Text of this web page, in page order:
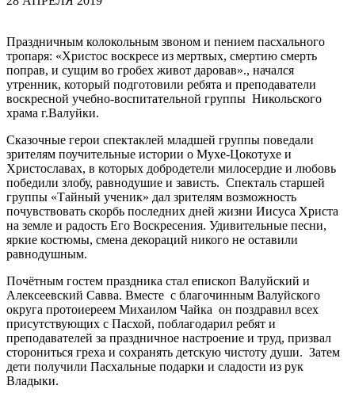
Праздничным колокольным звоном и пением пасхального
тропаря: «Христос воскресе из мертвых, смертию смерть
поправ, и сущим во гробех живот даровав»., начался
утренник, который подготовили ребята и преподаватели
воскресной учебно-воспитательной группы Никольского
храма г.Валуйки.
Сказочные герои спектаклей младшей группы поведали
зрителям поучительные истории о Мухе-Цокотухе и
Христославах, в которых добродетели милосердие и любовь
победили злобу, равнодушие и зависть. Спекталь старшей
группы «Тайный ученик» дал зрителям возможность
почувствовать скорбь последних дней жизни Иисуса Христа
на земле и радость Его Воскресения. Удивительные песни,
яркие костюмы, смена декораций никого не оставили
равнодушным.
Почётным гостем праздника стал епископ Валуйский и
Алексеевский Савва. Вместе с благочинным Валуйского
округа протоиереем Михаилом Чайка он поздравил всех
присутствующих с Пасхой, поблагодарил ребят и
преподавателей за праздничное настроение и труд, призвал
сторониться греха и сохранять детскую чистоту души. Затем
дети получили Пасхальные подарки и сладости из рук
Владыки.